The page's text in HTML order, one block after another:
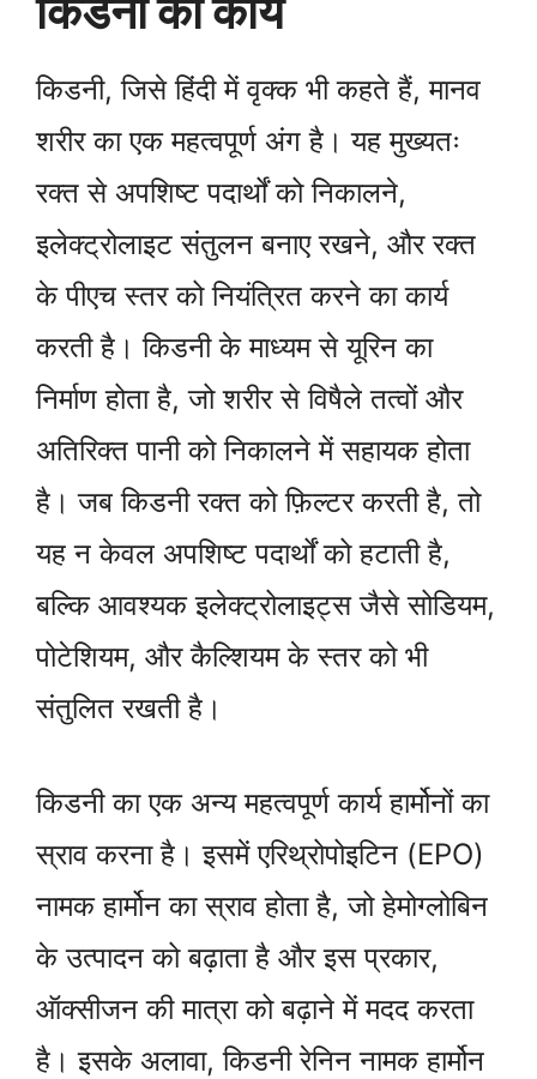
किडनी, जिसे हिंदी में वृक्क भी कहते हैं, मानव
शरीर का एक महत्वपूर्ण अंग है। यह मुख्यतः
रक्त से अपशिष्ट पदार्थों को निकालने,
इलेक्ट्रोलाइट संतुलन बनाए रखने, और रक्त
के पीएच स्तर को नियंत्रित करने का कार्य
करती है। किडनी के माध्यम से यूरिन का
निर्माण होता है, जो शरीर से विषैले तत्वों और
अतिरिक्त पानी को निकालने में सहायक होता
है। जब किडनी रक्त को फ़िल्टर करती है, तो
यह न केवल अपशिष्ट पदार्थों को हटाती है,
बल्कि आवश्यक इलेक्ट्रोलाइट्स जैसे सोडियम,
पोटेशियम, और कैल्शियम के स्तर को भी
संतुलित रखती है।
किडनी का एक अन्य महत्वपूर्ण कार्य हार्मोनों का
स्राव करना है। इसमें एरिथ्रोपोइटिन (EPO)
नामक हार्मोन का स्राव होता है, जो हेमोग्लोबिन
के उत्पादन को बढ़ाता है और इस प्रकार,
ऑक्सीजन की मात्रा को बढ़ाने में मदद करता
है। इसके अलावा, किडनी रेनिन नामक हार्मोन